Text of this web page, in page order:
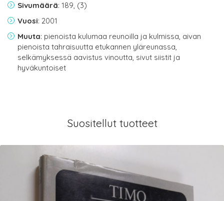
Sivumäärä: 189, (3)
Vuosi: 2001
Muuta: pienoista kulumaa reunoilla ja kulmissa, aivan
pienoista tahraisuutta etukannen yläreunassa,
selkämyksessä aavistus vinoutta, sivut siistit ja
hyväkuntoiset
Suositellut tuotteet